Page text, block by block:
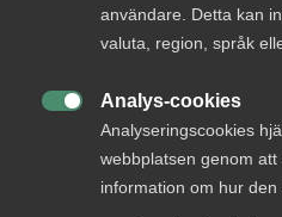
användare. Detta kan
valuta, region, språk
Analys-cookies
Analyseringscookies
webbplatsen genom
information om hur den
Mikael Jonasson
Arbetsrättsjurist
Läs mer
Tomas Nordensson Flygare
Arbetsrättsexpert